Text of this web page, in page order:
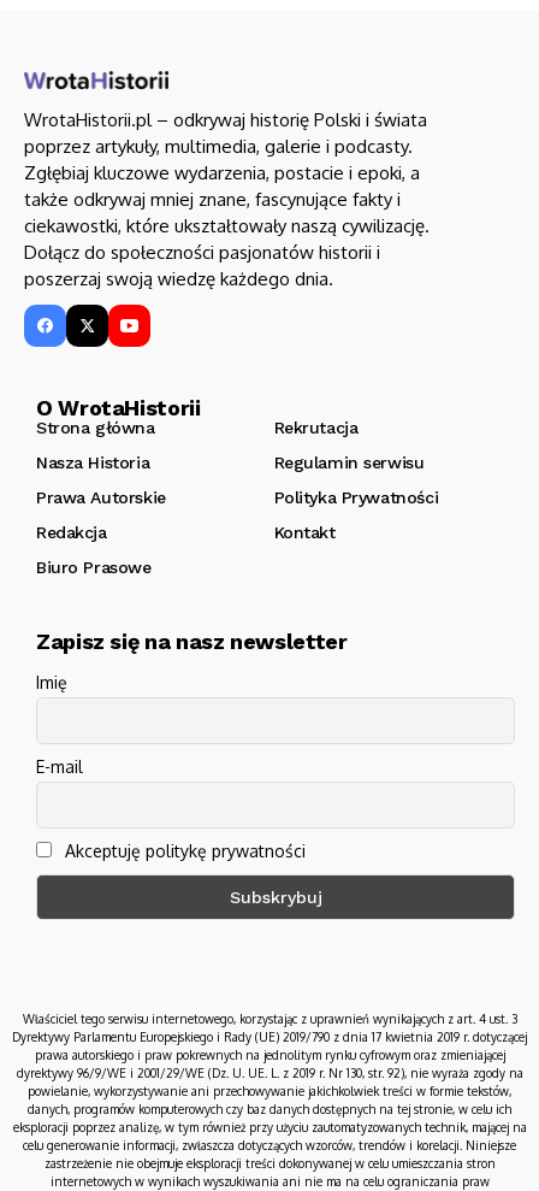
WrotaHistorii.pl – odkrywaj historię Polski i świata
poprzez artykuły, multimedia, galerie i podcasty.
Zgłębiaj kluczowe wydarzenia, postacie i epoki, a
także odkrywaj mniej znane, fascynujące fakty i
ciekawostki, które ukształtowały naszą cywilizację.
Dołącz do społeczności pasjonatów historii i
poszerzaj swoją wiedzę każdego dnia.
O WrotaHistorii
Strona główna
Rekrutacja
Nasza Historia
Regulamin serwisu
Prawa Autorskie
Polityka Prywatności
Redakcja
Kontakt
Biuro Prasowe
Zapisz się na nasz newsletter
Imię
E-mail
Akceptuję politykę prywatności
Właściciel tego serwisu internetowego, korzystając z uprawnień wynikających z art. 4 ust. 3
Dyrektywy Parlamentu Europejskiego i Rady (UE) 2019/790 z dnia 17 kwietnia 2019 r. dotyczącej
prawa autorskiego i praw pokrewnych na jednolitym rynku cyfrowym oraz zmieniającej
dyrektywy 96/9/WE i 2001/29/WE (Dz. U. UE. L. z 2019 r. Nr 130, str. 92), nie wyraża zgody na
powielanie, wykorzystywanie ani przechowywanie jakichkolwiek treści w formie tekstów,
danych, programów komputerowych czy baz danych dostępnych na tej stronie, w celu ich
eksploracji poprzez analizę, w tym również przy użyciu zautomatyzowanych technik, mającej na
celu generowanie informacji, zwłaszcza dotyczących wzorców, trendów i korelacji. Niniejsze
zastrzeżenie nie obejmuje eksploracji treści dokonywanej w celu umieszczania stron
internetowych w wynikach wyszukiwania ani nie ma na celu ograniczania praw